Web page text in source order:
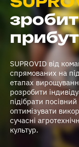
SUPROVID від
спрямованих на
етапах
розробити
підібрати
оптимізувати
сучасні
культур.